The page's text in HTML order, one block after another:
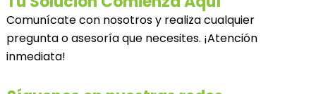
Comunícate con nosotros y realiza cualquier
pregunta o asesoría que necesites. ¡Atención
inmediata!